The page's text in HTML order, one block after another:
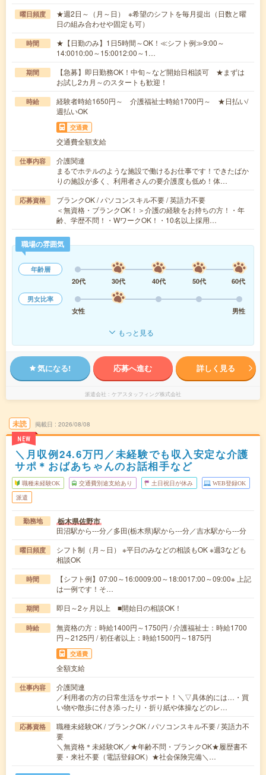
曜日頻度
★週2日～（月～日） ※希望のシフトを毎月提出（日数と曜
日の組み合わせや固定も可）
時間
★【日勤のみ】1日5時間～OK！≪シフト例≫9:00～
14:0010:00～15:0012:00～1…
期間
【急募】即日勤務OK！中旬～など開始日相談可 ★まずは
お試し2カ月～のスタートも歓迎！
時給
経験者時給1650円～ 介護福祉士時給1700円～ ★日払い/
週払いOK
交通費
交通費全額支給
仕事内容
介護関連
まるでホテルのような施設で働けるお仕事です！できたばか
りの施設が多く、利用者さんの要介護度も低め！体…
応募資格
ブランクOK / パソコンスキル不要 / 英語力不要
＜無資格・ブランクOK！＞介護の経験をお持ちの方！・年
齢、学歴不問！・WワークOK！・10名以上採用…
職場の雰囲気
年齢層
20代
30代 40代 50代
60代
男女比率
女性
男性
もっと見る
気になる! 応募へ進む 詳しく見る
派遣会社 ケアスタッフィング株式会社
未読
NEW
掲載日 2026/08/08
＼月収例24.6万円／未経験でも収入安定な介護
サポ＊おばあちゃんのお話相手など
職種未経験OK 交通費別途支給あり 土日祝日が休み WEB登録OK
派遣
勤務地 栃木県佐野市
田沼駅から---分／多田(栃木県)駅から---分／吉水駅から---分
曜日頻度
シフト制（月～日） ※平日のみなどの相談もOK ※週3なども
相談OK
時間
【シフト例】07:00～16:0009:00～18:0017:00～09:00※ 上記
は一例です！そ…
期間 即日～2ヶ月以上 ■開始日の相談OK！
時給
無資格の方：時給1400円～1750円 / 介護福祉士：時給1700
円～2125円 / 初任者以上：時給1500円～1875円
交通費
全額支給
仕事内容
介護関連
／利用者の方の日常生活をサポート！＼▽具体的には…・買
い物や散歩に付き添ったり・折り紙や体操などのレ…
応募資格
職種未経験OK / ブランクOK / パソコンスキル不要 / 英語力不
要
＼無資格＊未経験OK／★年齢不問・ブランクOK★履歴書不
要・来社不要（電話登録OK）★社会保険完備＼…